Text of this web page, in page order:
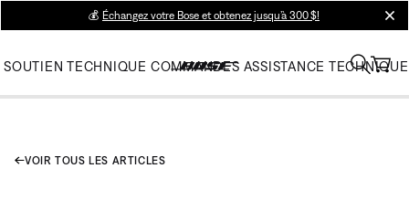
💰 Échangez votre Bose et obtenez jusqu’à 300 $!
SOUTIEN TECHNIQUE COMMANDES ASSISTANCE TECHNIQUE
VOIR TOUS LES ARTICLES